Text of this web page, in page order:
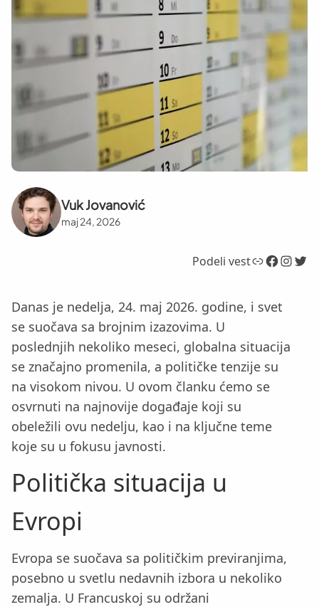
Vuk Jovanović
maj 24, 2026
Podeli vestLink Facebook InstagramTwitter
Danas je nedelja, 24. maj 2026. godine, i svet
se suočava sa brojnim izazovima. U
poslednjih nekoliko meseci, globalna situacija
se značajno promenila, a političke tenzije su
na visokom nivou. U ovom članku ćemo se
osvrnuti na najnovije događaje koji su
obeležili ovu nedelju, kao i na ključne teme
koje su u fokusu javnosti.
Politička situacija u
Evropi
Evropa se suočava sa političkim previranjima,
posebno u svetlu nedavnih izbora u nekoliko
zemalja. U Francuskoj su održani